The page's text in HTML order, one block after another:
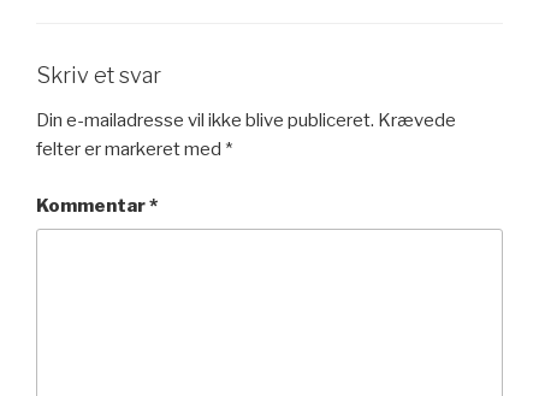
Skriv et svar
Din e-mailadresse vil ikke blive publiceret. Krævede
felter er markeret med *
Kommentar*